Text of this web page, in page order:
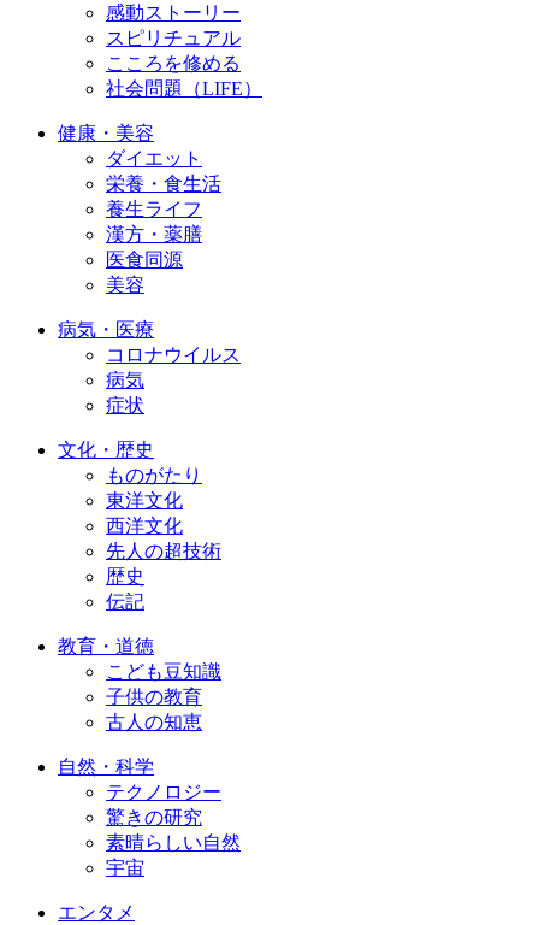
感動ストーリー
スピリチュアル
こころを修める
社会問題（LIFE）
健康・美容
ダイエット
栄養・食生活
養生ライフ
漢方・薬膳
医食同源
美容
病気・医療
コロナウイルス
病気
症状
文化・歴史
ものがたり
東洋文化
西洋文化
先人の超技術
歴史
伝記
教育・道徳
こども豆知識
子供の教育
古人の知恵
自然・科学
テクノロジー
驚きの研究
素晴らしい自然
宇宙
エンタメ